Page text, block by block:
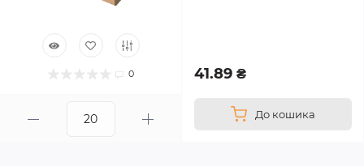
0 41.89 ₴
До кошика